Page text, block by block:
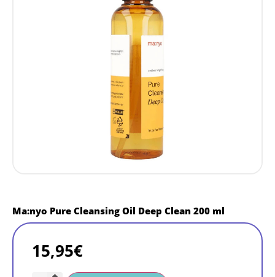
Ma:nyo Pure Cleansing Oil Deep Clean 200 ml
15,95€